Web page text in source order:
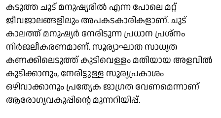
കടുത്ത ചൂട് മനുഷ്യരിൽ എന്ന പോലെ മറ്റ്
ജീവജാലങ്ങളിലും അപകടകാരികളാണ്. ചൂട്
കാലത്ത് മനുഷ്യർ നേരിടുന്ന പ്രധാന പ്രശ്നം
നിർജലീകരണമാണ്. സൂര്യാഘാത സാധ്യത
കണക്കിലെടുത്ത് കുടിവെള്ളം മതിയായ അളവിൽ
കുടിക്കാനും, നേരിട്ടുള്ള സൂര്യപ്രകാശം
ഒഴിവാക്കാനും പ്രത്യേക ജാഗ്രത വേണമെന്നാണ്
ആരോഗ്യവകുപ്പിന്റെ മുന്നറിയിപ്പ്.